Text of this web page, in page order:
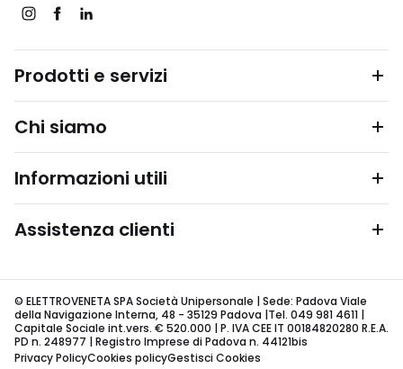
Prodotti e servizi
Chi siamo
Informazioni utili
Assistenza clienti
© ELETTROVENETA SPA Società Unipersonale | Sede: Padova Viale
della Navigazione Interna, 48 - 35129 Padova |Tel. 049 981 4611 |
Capitale Sociale int.vers. € 520.000 | P. IVA CEE IT 00184820280 R.E.A.
PD n. 248977 | Registro Imprese di Padova n. 44121bis
Privacy PolicyCookies policyGestisci Cookies